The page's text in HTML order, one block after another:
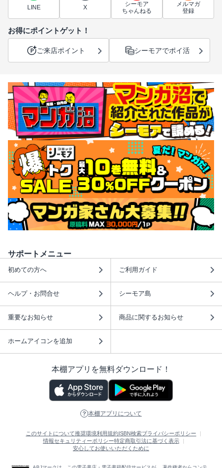
LINE X
シーモア
ちゃんねる
メルマガ
登録
お得にポイントゲット！
ご来店ポイント シーモアでポイ活
サポートメニュー
初めての方へ ご利用ガイド
ヘルプ・お問合せ シーモア島
重要なお知らせ 商品に関するお知らせ
ホームアイコンを追加
本棚アプリを無料ダウンロード！
本棚アプリについて
このサイトについて推奨環境利用規約ISBN検索プライバシーポリシー
情報セキュリティーポリシー特定商取引法に基づく表示
安心してお使いいただくために